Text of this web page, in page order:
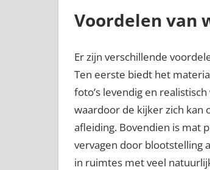
Voordelen van
Er zijn verschillende
Ten eerste biedt het
foto’s levendig en
waardoor de kijker zich kan
afleiding. Bovendien is mat
vervagen door blootstelling
in ruimtes met veel